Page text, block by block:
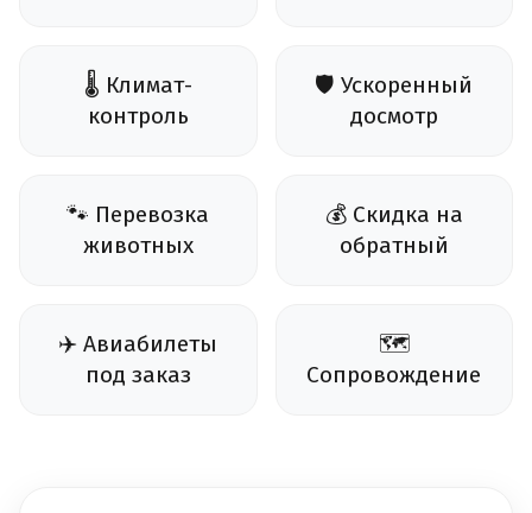
🌡️ Климат-
контроль
🛡️ Ускоренный
досмотр
🐾 Перевозка
животных
💰 Скидка на
обратный
✈️ Авиабилеты
под заказ
🗺️
Сопровождение